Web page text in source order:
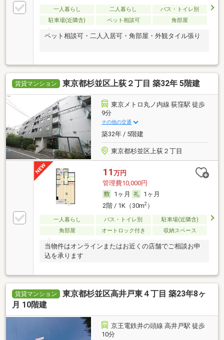
一人暮らし 二人暮らし
バス・トイレ別
駐車場(近隣含)
ペット相談可 角部屋
ペット相談可・二人入居可・角部屋・外観タイル張り
賃貸マンション 東京都杉並区上荻２丁目 築32年 5階建
東京メトロ丸ノ内線 荻窪駅 徒歩
9分
その他の交通
築32年 / 5階建
東京都杉並区上荻２丁目
11 万円
管理費10,000円
1ヶ月
1ヶ月
2階 / 1K（30m2）
一人暮らし バス・トイレ別
駐車場(近隣含)
角部屋
オートロック付き 収納スペース
当物件はオンラインまたはお近くの店舗でご相談お申
込を承ります
賃貸マンション
東京都杉並区高井戸東４丁目 築23年8ヶ
月 10階建
京王電鉄井の頭線 高井戸駅 徒歩
10分